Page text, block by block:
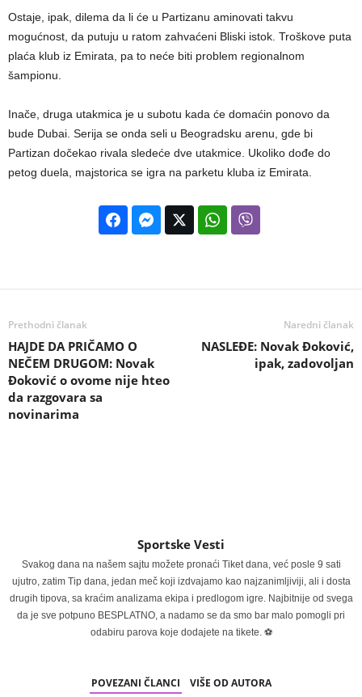
Ostaje, ipak, dilema da li će u Partizanu aminovati takvu
mogućnost, da putuju u ratom zahvaćeni Bliski istok. Troškove puta
plaća klub iz Emirata, pa to neće biti problem regionalnom
šampionu.
Inače, druga utakmica je u subotu kada će domaćin ponovo da
bude Dubai. Serija se onda seli u Beogradsku arenu, gde bi
Partizan dočekao rivala sledeće dve utakmice. Ukoliko dođe do
petog duela, majstorica se igra na parketu kluba iz Emirata.
Prethodni članak
HAJDE DA PRIČAMO O
NEČEM DRUGOM: Novak
Đoković o ovome nije hteo
da razgovara sa
novinarima
Naredni članak
NASLEĐE: Novak Đoković,
ipak, zadovoljan
Sportske Vesti
Svakog dana na našem sajtu možete pronaći Tiket dana, već posle 9 sati
ujutro, zatim Tip dana, jedan meč koji izdvajamo kao najzanimljiviji, ali i dosta
drugih tipova, sa kraćim analizama ekipa i predlogom igre. Najbitnije od svega
da je sve potpuno BESPLATNO, a nadamo se da smo bar malo pomogli pri
odabiru parova koje dodajete na tikete. ⚽
POVEZANI ČLANCI VIŠE OD AUTORA